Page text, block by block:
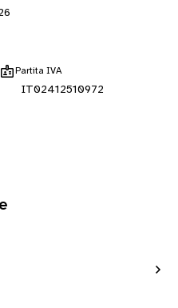
Partita IVA
IT02412510972